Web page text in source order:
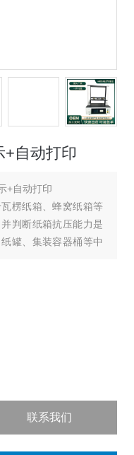
+自动打印
+自动打印
楞纸箱、蜂窝纸箱等
判断纸箱抗压能力是
罐、集装容器桶等中
联系我们